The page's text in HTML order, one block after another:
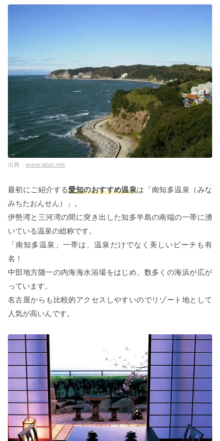
www.jalan.net
最初にご紹介する愛知のおすすめ温泉は「南知多温泉（みな
みちたおんせん）」。
伊勢湾と三河湾の間に突き出した知多半島の南端の一帯に湧
いている温泉の総称です。
「南知多温泉」一帯は、温泉だけでなく美しいビーチも有
名！
中部地方随一の内海海水浴場をはじめ、数多くの海浜が広が
っています。
名古屋からも比較的アクセスしやすいのでリゾート地として
人気が高いんです。